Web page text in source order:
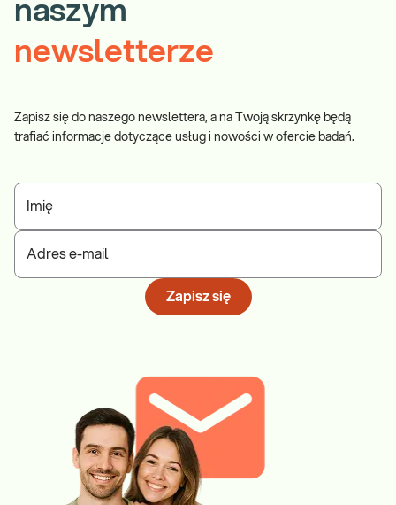
naszym
newsletterze
Zapisz się do naszego newslettera, a na Twoją skrzynkę będą
trafiać informacje dotyczące usług i nowości w ofercie badań.
Imię
Adres e-mail
Zapisz się